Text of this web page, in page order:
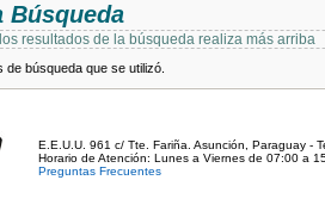
Búsqueda
resultados de la búsqueda realiza más arriba
búsqueda que se utilizó.
E.E.U.U. 961 c/ Tte. Fariña. Asunción, Paraguay -
Horario de Atención: Lunes a Viernes de 07:00 a
Preguntas Frecuentes